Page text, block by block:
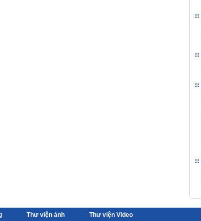
Thư viện ảnh Thư viện Video